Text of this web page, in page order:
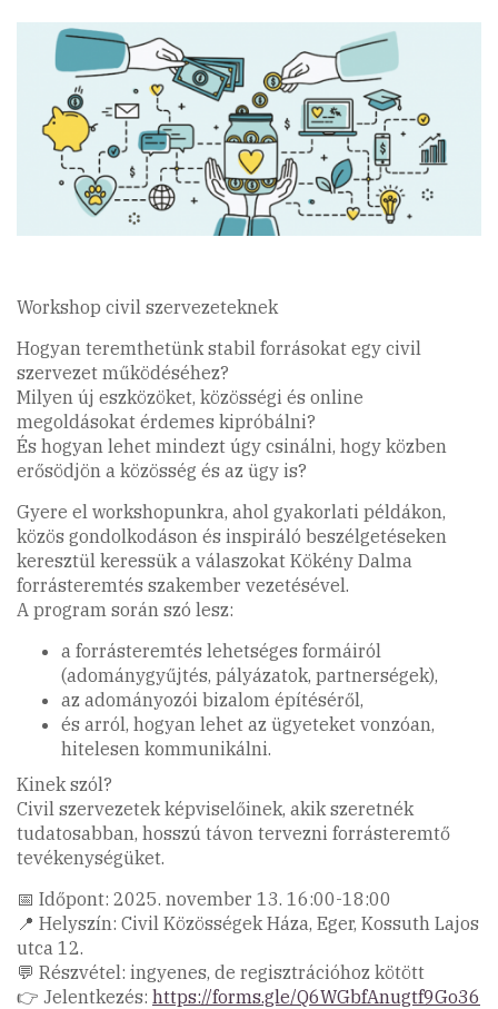
Workshop civil szervezeteknek
Hogyan teremthetünk stabil forrásokat egy civil
szervezet működéséhez?
Milyen új eszközöket, közösségi és online
megoldásokat érdemes kipróbálni?
És hogyan lehet mindezt úgy csinálni, hogy közben
erősödjön a közösség és az ügy is?
Gyere el workshopunkra, ahol gyakorlati példákon,
közös gondolkodáson és inspiráló beszélgetéseken
keresztül keressük a válaszokat Kökény Dalma
forrásteremtés szakember vezetésével.
A program során szó lesz:
a forrásteremtés lehetséges formáiról
(adománygyűjtés, pályázatok, partnerségek),
az adományozói bizalom építéséről,
és arról, hogyan lehet az ügyeteket vonzóan,
hitelesen kommunikálni.
Kinek szól?
Civil szervezetek képviselőinek, akik szeretnék
tudatosabban, hosszú távon tervezni forrásteremtő
tevékenységüket.
📅 Időpont: 2025. november 13. 16:00-18:00
📍 Helyszín: Civil Közösségek Háza, Eger, Kossuth Lajos
utca 12.
💬 Részvétel: ingyenes, de regisztrációhoz kötött
👉 Jelentkezés: https://forms.gle/Q6WGbfAnugtf9Go36